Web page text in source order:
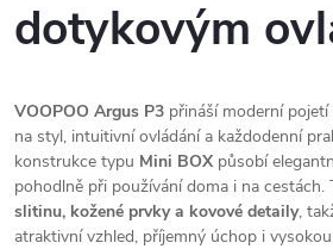
dotykovým
VOOPOO Argus P3 přináší moderní
na styl, intuitivní ovládání a každodenní
konstrukce typu Mini BOX působí
pohodlně při používání doma i na cestách.
slitinu, kožené prvky a kovové detaily,
atraktivní vzhled, příjemný úchop i